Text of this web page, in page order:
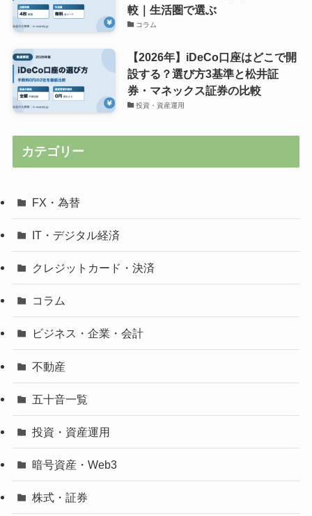
較｜生活圏で選ぶ
コラム
【2026年】iDeCo口座はどこで開
設する？選び方3基準と松井証
券・マネックス証券の比較
投資・資産運用
カテゴリー
FX・為替
IT・デジタル経済
クレジットカード・決済
コラム
ビジネス・企業・会計
不動産
五十音一覧
投資・資産運用
暗号資産・Web3
株式・証券